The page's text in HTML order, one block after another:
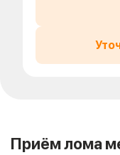
Приём лома